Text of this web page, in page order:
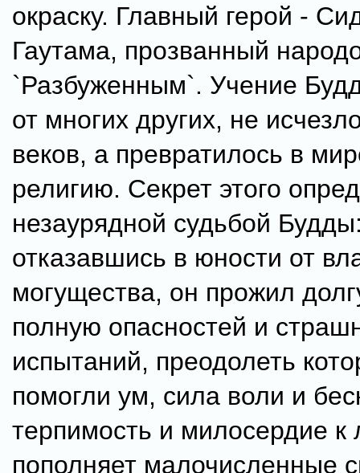
окраску. Главный герой -
Гаутама, прозванный
`Разбуженным`. Учение
от многих других, не
веков, а превратилось в
религию. Секрет этого
незаурядной судьбой
отказавшись в юности от
могущества, он прожил
полную опасностей и
испытаний, преодолеть
помогли ум, сила воли и
терпимость и милосердие к
пополняет малочисленные